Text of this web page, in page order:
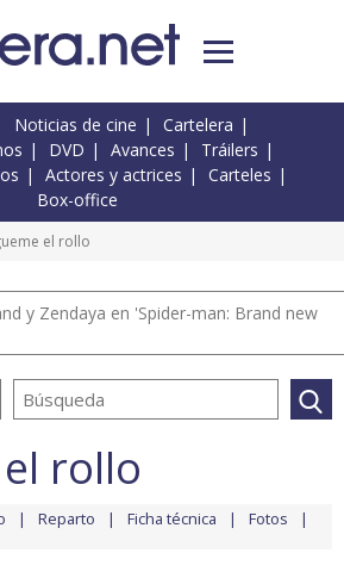
Noticias de cine
Cartelera
DVD Avances
Tráilers
Actores y actrices
Carteles
Box-office
el rollo
y Zendaya en 'Spider-man: Brand new
rollo
Reparto Ficha técnica Fotos